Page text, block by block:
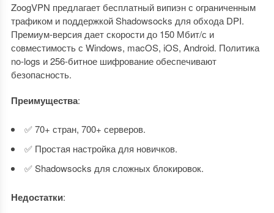
ZoogVPN предлагает бесплатный випиэн с ограниченным
трафиком и поддержкой Shadowsocks для обхода DPI.
Премиум-версия дает скорости до 150 Мбит/с и
совместимость с Windows, macOS, iOS, Android. Политика
no-logs и 256-битное шифрование обеспечивают
безопасность.
Преимущества:
✅ 70+ стран, 700+ серверов.
✅ Простая настройка для новичков.
✅ Shadowsocks для сложных блокировок.
Недостатки: